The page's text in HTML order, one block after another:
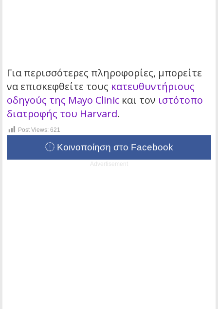
Για περισσότερες πληροφορίες, μπορείτε
να επισκεφθείτε τους κατευθυντήριους
οδηγούς της Mayo Clinic και τον ιστότοπο
διατροφής του Harvard.
Post Views: 621
Κοινοποίηση στο Facebook
Advertisement